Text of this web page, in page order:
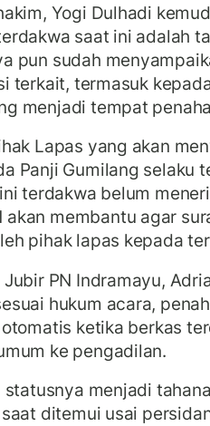
Yogi Dulhadi
saat ini adalah
pun sudah
terkait, termasuk
menjadi tempat
Lapas yang akan
Panji Gumilang selaku
terdakwa belum
akan membantu agar
pihak lapas kepada
PN Indramayu,
hukum acara,
ketika berkas
ke pengadilan.
statusnya menjadi
ditemui usai